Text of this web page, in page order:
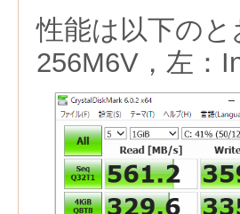
性能は以下の
256M6V，左：